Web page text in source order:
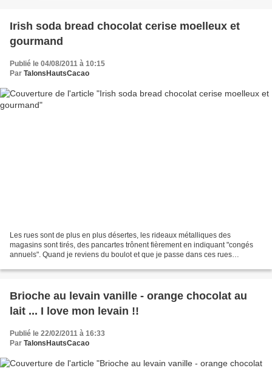
Irish soda bread chocolat cerise moelleux et
gourmand
Publié le 04/08/2011 à 10:15
Par TalonsHautsCacao
Les rues sont de plus en plus désertes, les rideaux métalliques des
magasins sont tirés, des pancartes trônent fièrement en indiquant "congés
annuels". Quand je reviens du boulot et que je passe dans ces rues
Brioche au levain vanille - orange chocolat au
lait ... I love mon levain !!
Publié le 22/02/2011 à 16:33
Par TalonsHautsCacao